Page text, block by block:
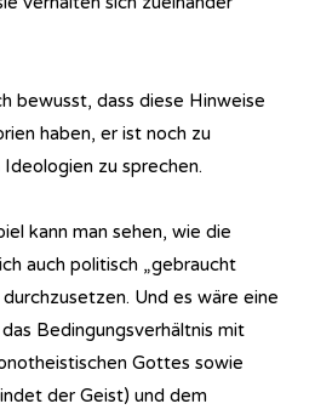
bewusst, dass diese Hinweise
haben, er ist noch zu
zu sprechen.
kann man sehen, wie die
auch politisch „gebraucht
Und es wäre eine
Bedingungsverhältnis mit
Gottes sowie
der Geist) und dem